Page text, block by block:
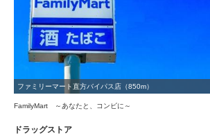
ファミリーマート直方バイパス店（850m）
FamilyMart ～あなたと、コンビに～
ドラッグストア